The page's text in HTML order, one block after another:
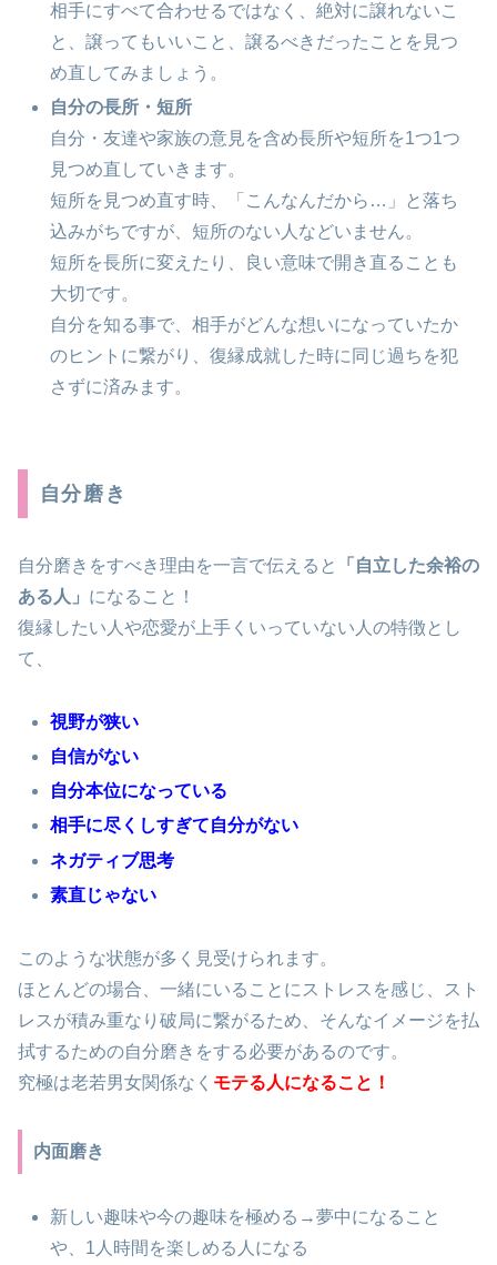
相手にすべて合わせるではなく、絶対に譲れないこ
と、譲ってもいいこと、譲るべきだったことを見つ
め直してみましょう。
自分の長所・短所
自分・友達や家族の意見を含め長所や短所を1つ1つ
見つめ直していきます。
短所を見つめ直す時、「こんなんだから…」と落ち
込みがちですが、短所のない人などいません。
短所を長所に変えたり、良い意味で開き直ることも
大切です。
自分を知る事で、相手がどんな想いになっていたか
のヒントに繋がり、復縁成就した時に同じ過ちを犯
さずに済みます。
自分磨き
自分磨きをすべき理由を一言で伝えると
「自立した余裕の
ある人」 になること！
復縁したい人や恋愛が上手くいっていない人の特徴とし
て、
視野が狭い
自信がない
自分本位になっている
相手に尽くしすぎて自分がない
ネガティブ思考
素直じゃない
このような状態が多く見受けられます。
ほとんどの場合、一緒にいることにストレスを感じ、スト
レスが積み重なり破局に繋がるため、そんなイメージを払
拭するための自分磨きをする必要があるのです。
究極は老若男女関係なく モテる人になること！
内面磨き
新しい趣味や今の趣味を極める→夢中になること
や、1人時間を楽しめる人になる